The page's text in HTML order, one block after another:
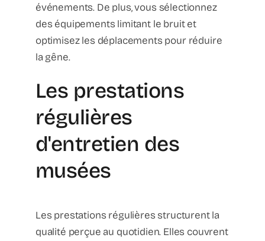
événements. De plus, vous sélectionnez
des équipements limitant le bruit et
optimisez les déplacements pour réduire
la gêne.
Les prestations
régulières
d'entretien des
musées
Les prestations régulières structurent la
qualité perçue au quotidien. Elles couvrent